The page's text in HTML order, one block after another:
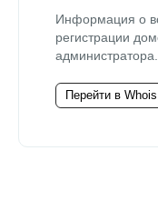
Информация о
регистрации
администратора.
Перейти в Whois